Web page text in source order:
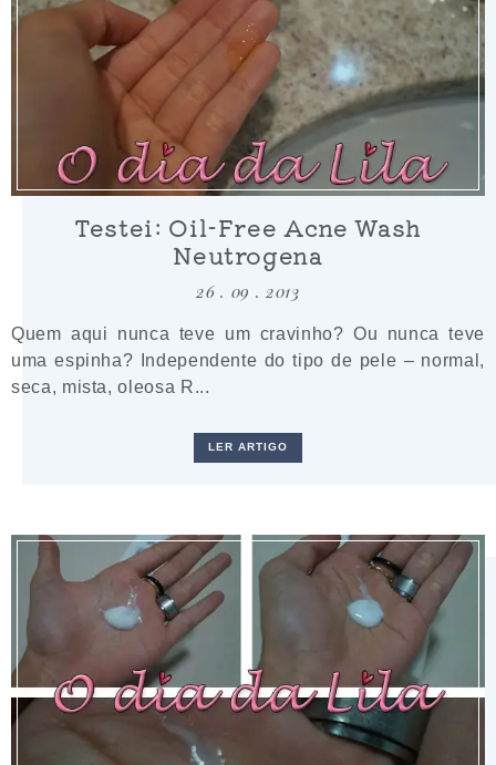
Testei: Oil-Free Acne Wash
Neutrogena
26 . 09 . 2013
Quem aqui nunca teve um cravinho? Ou nunca teve
uma espinha? Independente do tipo de pele – normal,
seca, mista, oleosa R...
LER ARTIGO